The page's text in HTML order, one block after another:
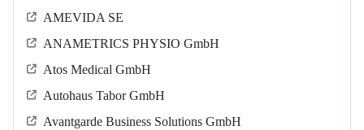
AMEVIDA SE
ANAMETRICS PHYSIO GmbH
Atos Medical GmbH
Autohaus Tabor GmbH
Avantgarde Business Solutions GmbH